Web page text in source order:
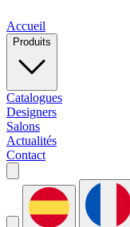
Accueil
Produits
Catalogues
Designers
Salons
Actualités
Contact